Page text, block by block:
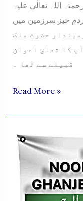
اللہ تعالٰی علیہ
خیز سرزمین میں
زمیندار حضرت ملک
کا تعلق اعوان
قبیلے سے تھا ۔
Hazrat
Maulvi
Noor
Khan
Chakrala
Read More »